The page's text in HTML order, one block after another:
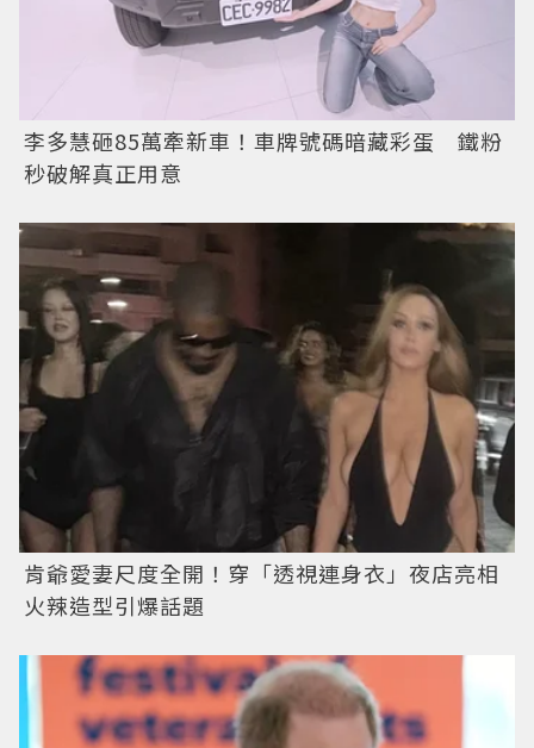
李多慧砸85萬牽新車！車牌號碼暗藏彩蛋 鐵粉
秒破解真正用意
肯爺愛妻尺度全開！穿「透視連身衣」夜店亮相
火辣造型引爆話題